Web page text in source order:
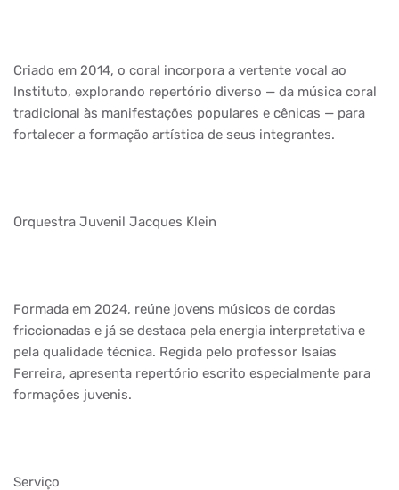
Criado em 2014, o coral incorpora a vertente vocal ao
Instituto, explorando repertório diverso — da música coral
tradicional às manifestações populares e cênicas — para
fortalecer a formação artística de seus integrantes.
Orquestra Juvenil Jacques Klein
Formada em 2024, reúne jovens músicos de cordas
friccionadas e já se destaca pela energia interpretativa e
pela qualidade técnica. Regida pelo professor Isaías
Ferreira, apresenta repertório escrito especialmente para
formações juvenis.
Serviço